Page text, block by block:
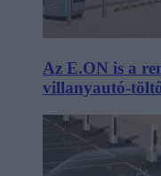
Az E.ON is a
villanyautó-